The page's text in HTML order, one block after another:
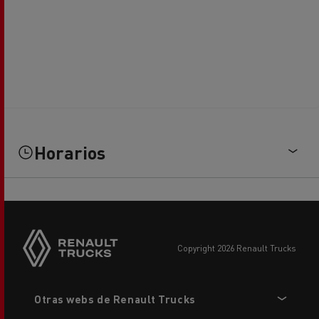
Horarios
copyright 2026 Renault Trucks
menu
Otras webs de Renault Trucks